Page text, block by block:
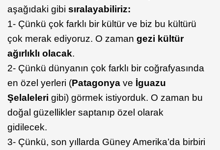
aşağıdaki gibi sıralayabiliriz:
1- Çünkü çok farklı bir kültür ve biz bu kültürü
çok merak ediyoruz. O zaman gezi kültür
ağırlıklı olacak.
2- Çünkü dünyanın çok farklı bir coğrafyasında
en özel yerleri (Patagonya ve İguazu
Şelaleleri gibi) görmek istiyorduk. O zaman bu
doğal güzellikler saptanıp özel olarak
gidilecek.
3- Çünkü, son yıllarda Güney Amerika’da birbiri